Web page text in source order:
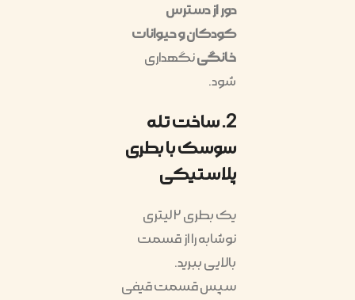
دور از دسترس
کودکان و حیوانات
خانگینگهداری
شود.
2. ساخت تله
سوسک با بطری
پلاستیکی
یک بطری ۲ لیتری
نوشابه را از قسمت
بالایی ببرید.
سپس قسمت قیفی